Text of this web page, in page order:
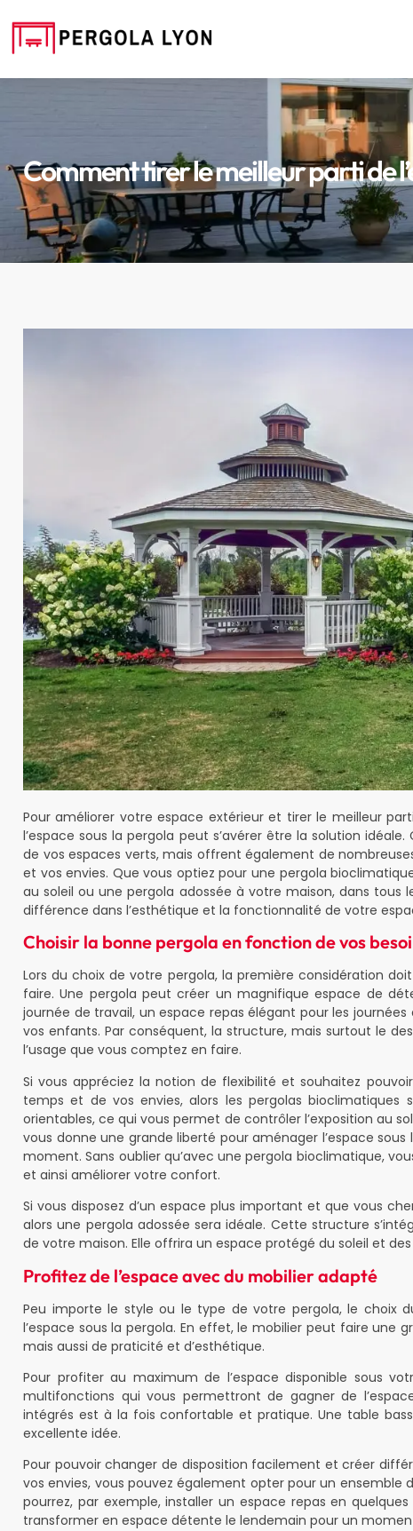
Comment tirer le meilleur parti de
Pour améliorer votre espace extérieur et tirer le meilleur
l’espace sous la pergola peut s’avérer être la solution
de vos espaces verts, mais offrent également de
et vos envies. Que vous optiez pour une pergola
au soleil ou une pergola adossée à votre maison, dans
différence dans l’esthétique et la fonctionnalité de votre
Choisir la bonne pergola en fonction de vos
Lors du choix de votre pergola, la première considération
faire. Une pergola peut créer un magnifique espace de
journée de travail, un espace repas élégant pour les
vos enfants. Par conséquent, la structure, mais surtout le
l’usage que vous comptez en faire.
Si vous appréciez la notion de flexibilité et souhaitez
temps et de vos envies, alors les pergolas bioclimatiques
orientables, ce qui vous permet de contrôler l’exposition au
vous donne une grande liberté pour aménager l’espace
moment. Sans oublier qu’avec une pergola bioclimatique,
et ainsi améliorer votre confort.
Si vous disposez d’un espace plus important et que vous
alors une pergola adossée sera idéale. Cette structure
de votre maison. Elle offrira un espace protégé du soleil et
Profitez de l’espace avec du mobilier adapté
Peu importe le style ou le type de votre pergola, le choix
l’espace sous la pergola. En effet, le mobilier peut faire
mais aussi de praticité et d’esthétique.
Pour profiter au maximum de l’espace disponible sous
multifonctions qui vous permettront de gagner de
intégrés est à la fois confortable et pratique. Une table
excellente idée.
Pour pouvoir changer de disposition facilement et créer
vos envies, vous pouvez également opter pour un
pourrez, par exemple, installer un espace repas en
transformer en espace détente le lendemain pour un